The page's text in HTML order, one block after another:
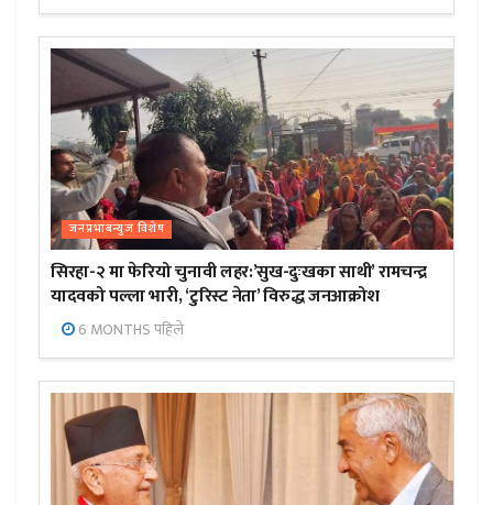
जनप्रभाबन्युज विशेष
सिरहा-२ मा फेरियो चुनावी लहर:’सुख-दुःखका साथी’ रामचन्द्र
यादवको पल्ला भारी, ‘टुरिस्ट नेता’ विरुद्ध जनआक्रोश
6 MONTHS पहिले